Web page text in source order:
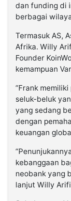
dan funding di
berbagai
Termasuk AS,
Afrika. Willy
Founder
kemampuan
“Frank
seluk-beluk
yang sedang
dengan
keuangan
kebanggaan
neobank yang
lanjut Willy